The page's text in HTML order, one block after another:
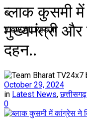
View All Result
ब्लाक कुसमी
मुख्यमंत्री और
दहन..
October 29, 2024
in Latest News,छत्तीसगढ़
0